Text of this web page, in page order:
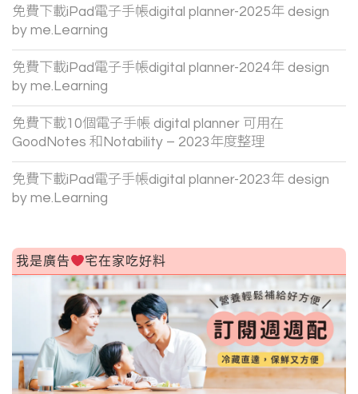
免費下載iPad電子手帳digital planner-2025年 design
by me.Learning
免費下載iPad電子手帳digital planner-2024年 design
by me.Learning
免費下載10個電子手帳 digital planner 可用在
GoodNotes 和Notability – 2023年度整理
免費下載iPad電子手帳digital planner-2023年 design
by me.Learning
我是廣告 宅在家吃好料